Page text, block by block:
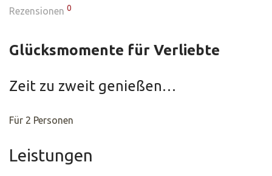
Rezensionen 0
Glücksmomente für Verliebte
Zeit zu zweit genießen…
Für 2 Personen
Leistungen